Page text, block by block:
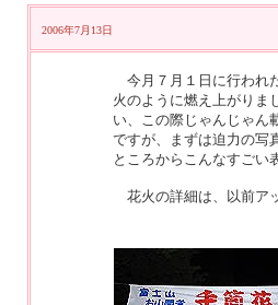
2006年7月13日
今月７月１日に行われ
火のように燃え上がり
い、この際じゃんじゃん
ですが、まずは迫力の写
ところからこんなすごい
花火の詳細は、以前ア